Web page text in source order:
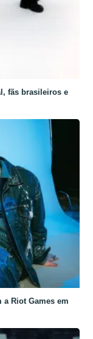
fãs brasileiros e
a Riot Games em